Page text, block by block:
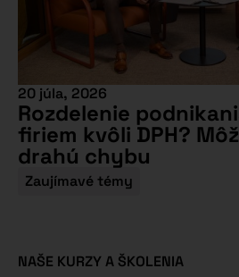
20 júla, 2026
Rozdelenie
firiem kvôli DPH?
drahú chybu
Zaujímavé témy
NAŠE KURZY A ŠKOLENIA